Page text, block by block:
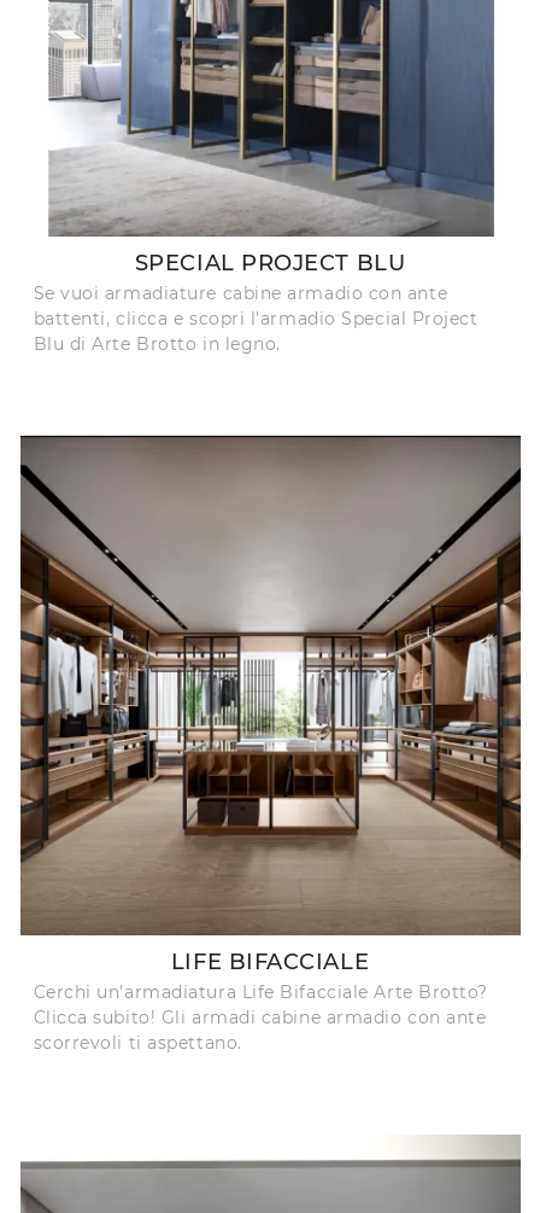
SPECIAL PROJECT BLU
Se vuoi armadiature cabine armadio con ante
battenti, clicca e scopri l'armadio Special Project
Blu di Arte Brotto in legno.
LIFE BIFACCIALE
Cerchi un'armadiatura Life Bifacciale Arte Brotto?
Clicca subito! Gli armadi cabine armadio con ante
scorrevoli ti aspettano.